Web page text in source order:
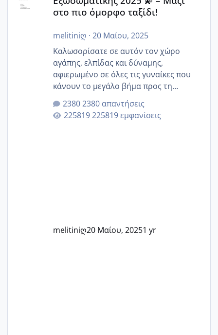
στο πιο όμορφο ταξίδι!
melitiniღ · 20 Μαίου, 2025
Καλωσορίσατε σε αυτόν τον χώρο
αγάπης, ελπίδας και δύναμης,
αφιερωμένο σε όλες τις γυναίκες που
κάνουν το μεγάλο βήμα προς τη
μητρότητα μέσω εξωσωματικής το 2025.
Εδώ θα μοιραστούμε αγωνίες, χαρές,
εμπειρίες και κάθε μικρή ή μεγάλη
2380 απαντήσεις
225819 εμφανίσεις
melitiniღ20 Μαίου, 20251 yr